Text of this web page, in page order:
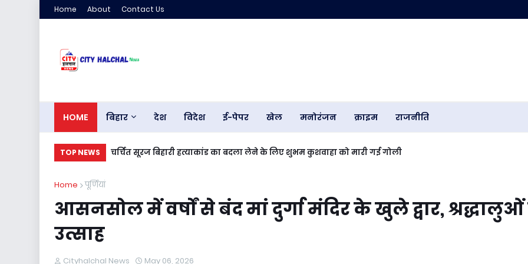
Home About Contact Us
HOME बिहार देश विदेश ई-पेपर खेल मनोरंजन क्राइम राजनीति
TOP NEWS चर्चित सूरज बिहारी हत्याकांड का बदला लेने के लिए शुभम कुशवाहा को मारी गई गोली
Home पूर्णियां
आसनसोल में वर्षों से बंद मां दुर्गा मंदिर के खुले द्वार,
उत्साह
Cityhalchal News May 06, 2026